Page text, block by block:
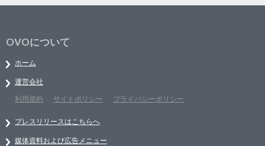
OVOについて
ホーム
運営会社
利用規約
サイトポリシー プライバシーポリシー
プレスリリースはこちらへ
媒体資料および広告メニュー